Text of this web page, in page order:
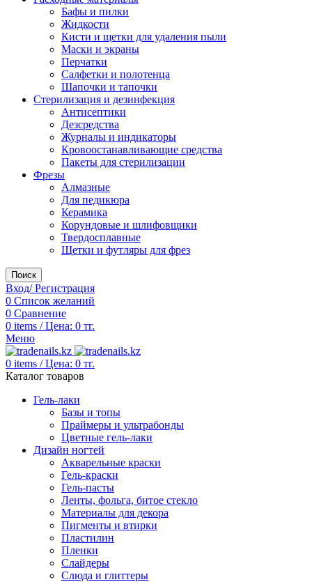
Бафы и пилки
Жидкости
Кисти и щетки для удаления пыли
Маски и экраны
Перчатки
Салфетки и полотенца
Шапочки и тапочки
Стерилизация и дезинфекция
Антисептики
Дезсредства
Журналы и индикаторы
Кровоостанавливающие средства
Пакеты для стерилизации
Фрезы
Алмазные
Для педикюра
Керамика
Корундовые и шлифовщики
Твердосплавные
Щетки и футляры для фрез
Поиск
Вход/ Регистрация
0 Список желаний
0 Сравнение
0 items / Цена: 0 тг.
Меню
0 items / Цена: 0 тг.
Каталог товаров
Гель-лаки
Базы и топы
Праймеры и ультрабонды
Цветные гель-лаки
Дизайн ногтей
Акварельные краски
Гель-краски
Гель-пасты
Ленты, фольга, битое стекло
Материалы для декора
Пигменты и втирки
Пластилин
Пленки
Слайдеры
Слюда и глиттеры